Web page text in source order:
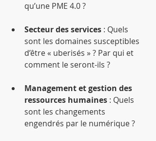
qu’une PME 4.0 ?
Secteur des services : Quels
sont les domaines susceptibles
d’être « uberisés » ? Par qui et
comment le seront-ils ?
Management et gestion des
ressources humaines : Quels
sont les changements
engendrés par le numérique ?